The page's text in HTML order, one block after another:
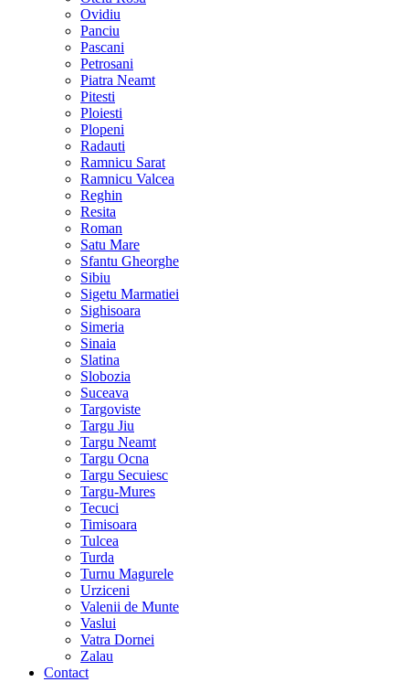
Ovidiu
Panciu
Pascani
Petrosani
Piatra Neamt
Pitesti
Ploiesti
Plopeni
Radauti
Ramnicu Sarat
Ramnicu Valcea
Reghin
Resita
Roman
Satu Mare
Sfantu Gheorghe
Sibiu
Sigetu Marmatiei
Sighisoara
Simeria
Sinaia
Slatina
Slobozia
Suceava
Targoviste
Targu Jiu
Targu Neamt
Targu Ocna
Targu Secuiesc
Targu-Mures
Tecuci
Timisoara
Tulcea
Turda
Turnu Magurele
Urziceni
Valenii de Munte
Vaslui
Vatra Dornei
Zalau
Contact